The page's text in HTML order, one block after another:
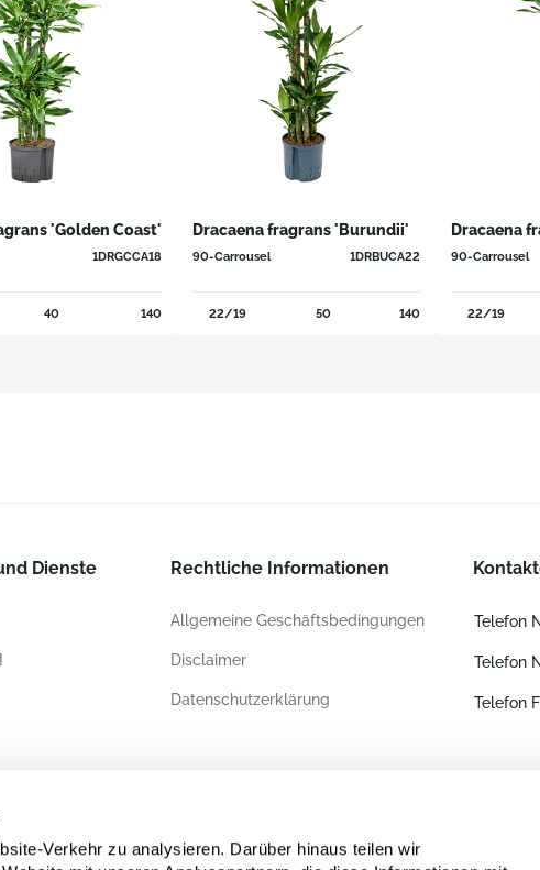
Verkehr zu analysieren. Darüber hinaus teilen wir
'Golden Coast'
1DRGCCA18
40 140
Dracaena fragrans 'Burundii'
90-Carrousel 1DRBUCA22
22/19 50 140
Dracaena
90-Carrousel
22/19
Dienste Rechtliche Informationen
Allgemeine Geschäftsbedingungen
Disclaimer
Datenschutzerklärung
Telefon
Telefon
Telefon